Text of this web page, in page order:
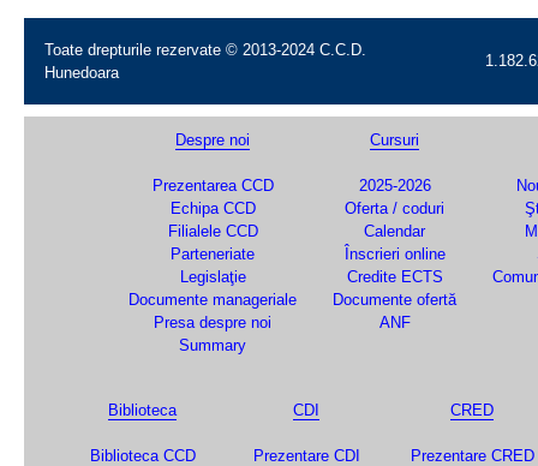
Toate drepturile rezervate © 2013-2024 C.C.D.
Hunedoara
Despre noi
Prezentarea CCD
Echipa CCD
Filialele CCD
Parteneriate
Legislaţie
Documente manageriale
Presa despre noi
Summary
Cursuri
2025-2026
Oferta / coduri
Calendar
Înscrieri online
Credite ECTS
Documente ofertă
ANF
Biblioteca
Biblioteca CCD
CDI
Prezentare CDI
CRED
Prezentare CRED